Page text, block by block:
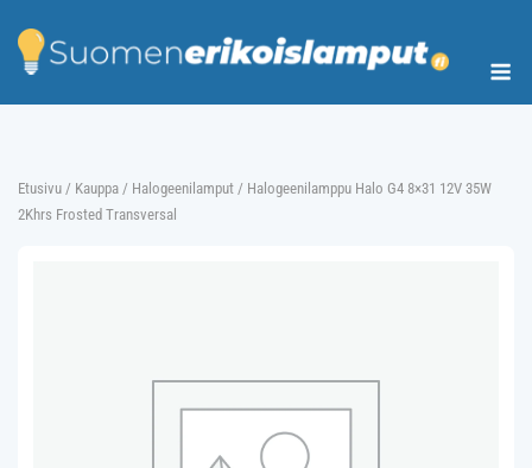
content
Etusivu / Kauppa / Halogeenilamput / Halogeenilamppu Halo G4 8×31 12V 35W
2Khrs Frosted Transversal